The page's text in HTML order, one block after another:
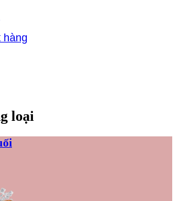
hàng
loại